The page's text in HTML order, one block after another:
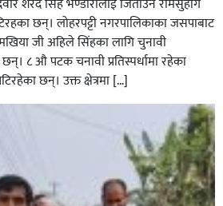
भेला सम्पन्न
शरद सिंह भण्डारीलाई जिताउन रामसुहाग
छन्। लोहरपट्टी नगरपालिकाका जसपाबाट
जी अहिले सिंहका लागि चुनावी
८ औ पटक चनावी प्रतिस्पर्धामा रहेका
छन्। उक्त क्षेत्रमा […]